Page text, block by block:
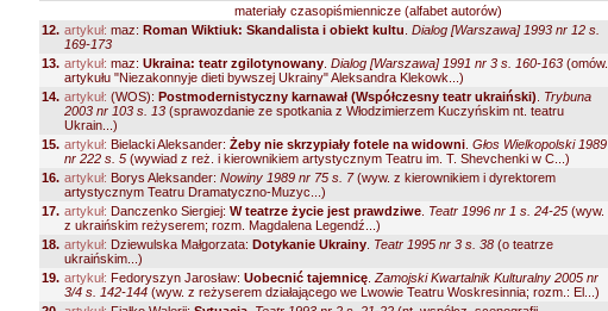
materiały czasopiśmiennicze (alfabet autorów)
12. artykuł: maz: Roman Wiktiuk: Skandalista i obiekt kultu Dialog [Warszawa] 1993 nr 12 s.
169-173
13. artykuł: maz: Ukraina: teatr zgilotynowany Dialog [Warszawa] 1991 nr 3 s. 160-163 (omów.
artykułu "Niezakonnyje dieti bywszej Ukrainy" Aleksandra Klekowk...)
14. artykuł: (WOS): Postmodernistyczny karnawał (Współczesny teatr ukraiński)
Trybuna
2003 nr 103 s. 13 (sprawozdanie ze spotkania z Włodzimierzem Kuczyńskim nt. teatru
Ukrain...)
15. artykuł: Bielacki Aleksander: Żeby nie skrzypiały fotele na widowni Głos Wielkopolski 1989
nr 222 s. 5 (wywiad z reż. i kierownikiem artystycznym Teatru im. T. Shevchenki w C...)
16. artykuł: Borys Aleksander: Nowiny 1989 nr 75 s. 7(wyw. z kierownikiem i dyrektorem
artystycznym Teatru Dramatyczno-Muzyc...)
17. artykuł: Danczenko Siergiej: W teatrze życie jest prawdziwe Teatr 1996 nr 1 s. 24-25 (wyw.
z ukraińskim reżyserem; rozm. Magdalena Legendź...)
18. artykuł: Dziewulska Małgorzata: Dotykanie Ukrainy Teatr 1995 nr 3 s. 38 (o teatrze
ukraińskim...)
19. artykuł: Fedoryszyn Jarosław: Uobecnić tajemnicę Zamojski Kwartalnik Kulturalny 2005 nr
3/4 s. 142-144 (wyw. z reżyserem działającego we Lwowie Teatru Woskresinnia; rozm.: El...)